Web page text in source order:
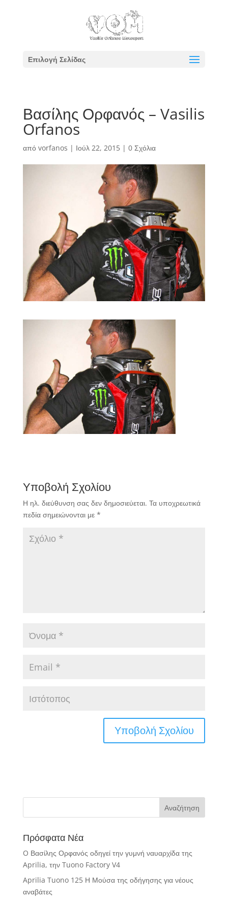
Επιλογή Σελίδας
Βασίλης Ορφανός – Vasilis
Orfanos
από vorfanos | Ιούλ 22, 2015| 0 Σχόλια
Υποβολή Σχολίου
Η ηλ. διεύθυνση σας δεν δημοσιεύεται. Τα υποχρεωτικά
πεδία σημειώνονται με *
Πρόσφατα Νέα
O Βασίλης Ορφανός οδηγεί την γυμνή ναυαρχίδα της
Aprilia, την Tuono Factory V4
Aprilia Tuono 125 Η Μούσα της οδήγησης για νέους
αναβάτες